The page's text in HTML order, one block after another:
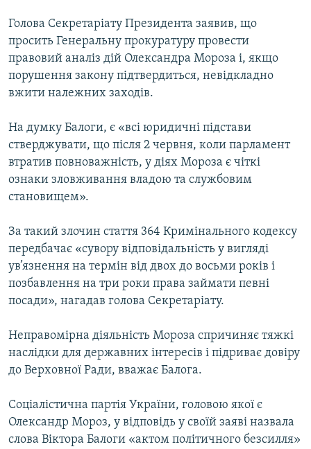
КТАТ
ДОЛУЧАЙСЯ!
Усі сайти RFE/RL
Голова Секретаріату Президента заявив, що
просить Генеральну прокуратуру провести
правовий аналіз дій Олександра Мороза і, якщо
порушення закону підтвердиться, невідкладно
вжити належних заходів.
На думку Балоги, є «всі юридичні підстави
стверджувати, що після 2 червня, коли парламент
втратив повноважність, у діях Мороза є чіткі
ознаки зловживання владою та службовим
становищем».
За такий злочин стаття 364 Кримінального кодексу
передбачає «сувору відповідальність у вигляді
ув’язнення на термін від двох до восьми років і
позбавлення на три роки права займати певні
посади», нагадав голова Секретаріату.
Неправомірна діяльність Мороза спричиняє тяжкі
наслідки для державних інтересів і підриває довіру
до Верховної Ради, вважає Балога.
Соціалістична партія України, головою якої є
Олександр Мороз, у відповідь у своїй заяві назвала
слова Віктора Балоги «актом політичного безсилля»